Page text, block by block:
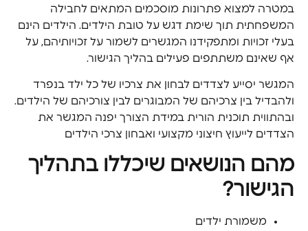
במטרה למצוא פתרונות מוסכמים המתאים לחבילה
המשפחתית תוך שימת דגש על טובת הילדים. הילדים הינם
בעלי זכויות ומתפקידנו המגשרים לשמור על זכויותיהם, על
אף שאינם משתתפים פעילים בהליך הגישור.
המגשר יסייע לצדדים לבחון את צרכיו של כל ילד בנפרד
ולהבדיל בין צרכיהם של המבוגרים לבין צורכיהם של הילדים.
ובהתווית תוכנית הורית במידת הצורך יפנה המגשר את
הצדדים לייעוץ חיצוני מקצועי ואבחון צרכי הילדים
מהם הנושאים שיכללו בתהליך
הגישור?
משמורת ילדים